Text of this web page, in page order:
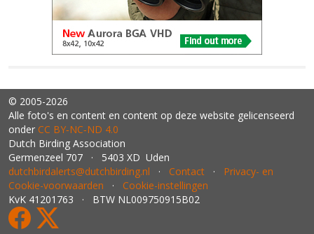
© 2005-2026
Alle foto's en content en content op deze website gelicenseerd
onder CC BY‑NC‑ND 4.0
Dutch Birding Association
Germenzeel 707 · 5403 XD Uden
dutchbirdalerts@dutchbirding.nl · Contact · Privacy- en
Cookie-voorwaarden · Cookie-instellingen
KvK 41201763 · BTW NL009750915B02